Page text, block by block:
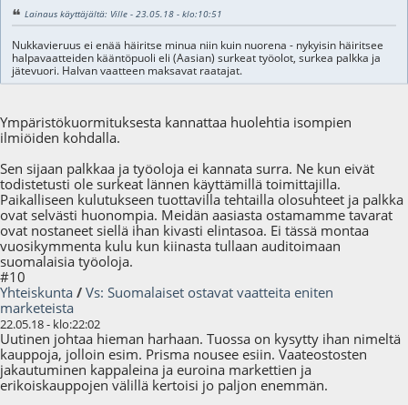
Lainaus käyttäjältä: Ville - 23.05.18 - klo:10:51
Nukkavieruus ei enää häiritse minua niin kuin nuorena - nykyisin häiritsee
halpavaatteiden kääntöpuoli eli (Aasian) surkeat työolot, surkea palkka ja
jätevuori. Halvan vaatteen maksavat raatajat.
Ympäristökuormituksesta kannattaa huolehtia isompien
ilmiöiden kohdalla.
Sen sijaan palkkaa ja työoloja ei kannata surra. Ne kun eivät
todistetusti ole surkeat lännen käyttämillä toimittajilla.
Paikalliseen kulutukseen tuottavilla tehtailla olosuhteet ja palkka
ovat selvästi huonompia. Meidän aasiasta ostamamme tavarat
ovat nostaneet siellä ihan kivasti elintasoa. Ei tässä montaa
vuosikymmenta kulu kun kiinasta tullaan auditoimaan
suomalaisia työoloja.
#10
Yhteiskunta / Vs: Suomalaiset ostavat vaatteita eniten
marketeista
22.05.18 - klo:22:02
Uutinen johtaa hieman harhaan. Tuossa on kysytty ihan nimeltä
kauppoja, jolloin esim. Prisma nousee esiin. Vaateostosten
jakautuminen kappaleina ja euroina markettien ja
erikoiskauppojen välillä kertoisi jo paljon enemmän.